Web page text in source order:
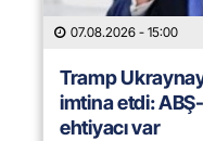
07.08.2026 - 15:00
Tramp
imtina etdi:
ehtiyacı var